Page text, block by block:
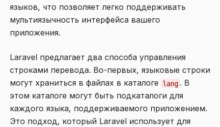
языков, что позволяет легко поддерживать
мультиязычность интерфейса вашего
приложения.
Laravel предлагает два способа управления
строками перевода. Во-первых, языковые строки
могут храниться в файлах в каталоге
lang . В
этом каталоге могут быть подкаталоги для
каждого языка, поддерживаемого приложением.
Это подход, который Laravel использует для